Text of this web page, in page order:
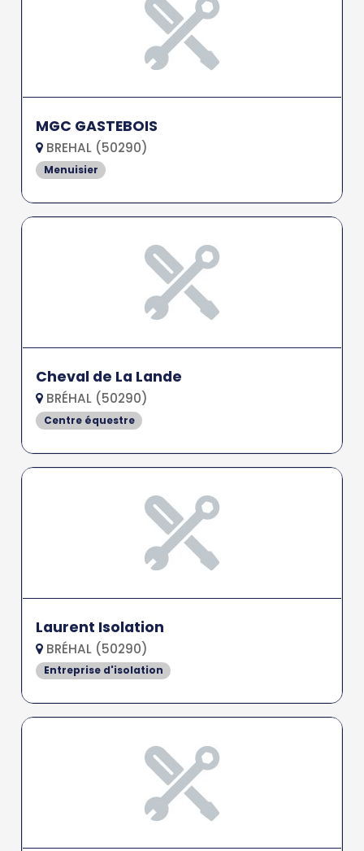
MGC GASTEBOIS
BREHAL (50290)
Menuisier
Cheval de La Lande
BRÉHAL (50290)
Centre équestre
Laurent Isolation
BRÉHAL (50290)
Entreprise d'isolation